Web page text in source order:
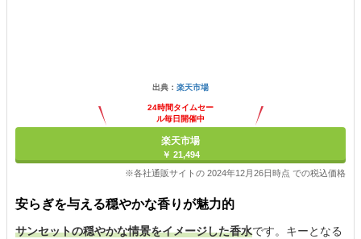
出典： 楽天市場
24時間タイムセー
ル毎日開催中
楽天市場
￥ 21,494
※各社通販サイトの 2024年12月26日時点 での税込価格
安らぎを与える穏やかな香りが魅力的
サンセットの穏やかな情景をイメージした香水です。キーとなる